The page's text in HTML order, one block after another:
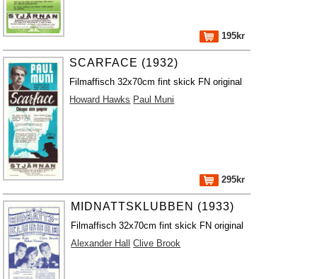
195kr
SCARFACE (1932)
Filmaffisch 32x70cm fint skick FN original
Howard Hawks Paul Muni
295kr
MIDNATTSKLUBBEN (1933)
Filmaffisch 32x70cm fint skick FN original
Alexander Hall
Clive Brook